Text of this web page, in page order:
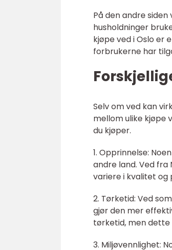
På den andre
husholdninger
kjøpe ved i Oslo er
forbrukerne har
Selv om ved kan
mellom ulike kjøpe
du kjøper.
1. Opprinnelse:
andre land. Ved
variere i kvalitet og
2. Tørketid: Ved
gjør den mer
tørketid, men
3. Miljøvennlighet: